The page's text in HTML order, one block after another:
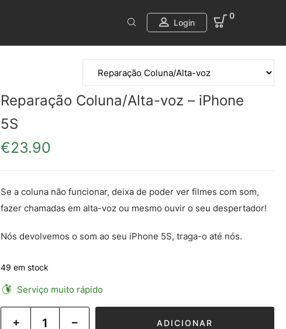
Login
0
Reparação Coluna/Alta-voz – iPhone
5S
€23.90
Se a coluna não funcionar, deixa de poder ver filmes com som,
fazer chamadas em alta-voz ou mesmo ouvir o seu despertador!
Nós devolvemos o som ao seu iPhone 5S, traga-o até nós.
49 em stock
Serviço muito rápido
ADICIONAR